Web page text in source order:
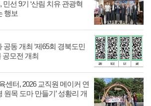
선 9기 ‘산림 치유 관광혁
행보
공동 개최 ‘제65회 경북도민
공모전 개최
센터, 2026 교직원 메이커 연
원목 도마 만들기’ 성황리 개